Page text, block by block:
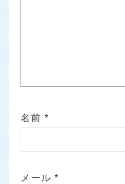
名前 *
メール*